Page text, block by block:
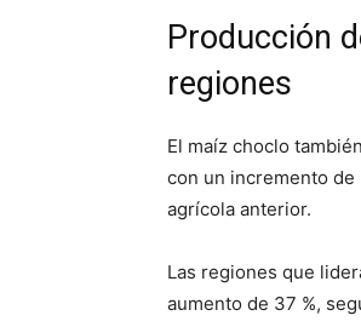
Producción
regiones
El maíz choclo
con un incremento de
agrícola anterior.
Las regiones que
aumento de 37 %,